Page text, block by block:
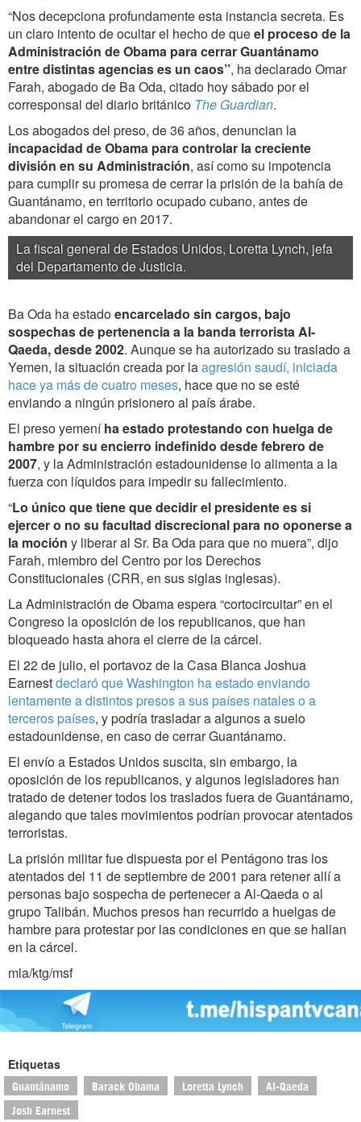
“Nos decepciona profundamente esta instancia secreta. Es
un claro intento de ocultar el hecho de queel proceso de la
Administración de Obama para cerrar Guantánamo
entre distintas agencias es un caos”, ha declarado Omar
Farah, abogado de Ba Oda, citado hoy sábado por el
corresponsal del diario británico The Guardian.
Los abogados del preso, de 36 años, denuncian la
incapacidad de Obama para controlar la creciente
división en su Administración, así como su impotencia
para cumplir su promesa de cerrar la prisión de la bahía de
Guantánamo, en territorio ocupado cubano, antes de
abandonar el cargo en 2017.
La fiscal general de Estados Unidos, Loretta Lynch, jefa
del Departamento de Justicia.
Ba Oda ha estadoencarcelado sin cargos, bajo
sospechas de pertenencia a la banda terrorista Al-
Qaeda, desde 2002. Aunque se ha autorizado su traslado a
Yemen, la situación creada por laagresión saudí, iniciada
hace ya más de cuatro meses, hace que no se esté
enviando a ningún prisionero al país árabe.
El preso yemeníha estado protestando con huelga de
hambre por su encierro indefinido desde febrero de
2007, y la Administración estadounidense lo alimenta a la
fuerza con líquidos para impedir su fallecimiento.
“Lo único que tiene que decidir el presidente es si
ejercer o no su facultad discrecional para no oponerse a
la moción y liberar al Sr. Ba Oda para que no muera”, dijo
Farah, miembro del Centro por los Derechos
Constitucionales (CRR, en sus siglas inglesas).
La Administración de Obama espera “cortocircuitar” en el
Congreso la oposición de los republicanos, que han
bloqueado hasta ahora el cierre de la cárcel.
El 22 de julio, el portavoz de la Casa Blanca Joshua
Earnestdeclaró que Washington ha estado enviando
lentamente a distintos presos a sus países natales o a
terceros países, y podría trasladar a algunos a suelo
estadounidense, en caso de cerrar Guantánamo.
El envío a Estados Unidos suscita, sin embargo, la
oposición de los republicanos, y algunos legisladores han
tratado de detener todos los traslados fuera de Guantánamo,
alegando que tales movimientos podrían provocar atentados
terroristas.
La prisión militar fue dispuesta por el Pentágono tras los
atentados del 11 de septiembre de 2001 para retener allí a
personas bajo sospecha de pertenecer a Al-Qaeda o al
grupo Talibán. Muchos presos han recurrido a huelgas de
hambre para protestar por las condiciones en que se hallan
en la cárcel.
mla/ktg/msf
Etiquetas
Guantánamo Barack Obama Loretta Lynch Al-Qaeda
Josh Earnest